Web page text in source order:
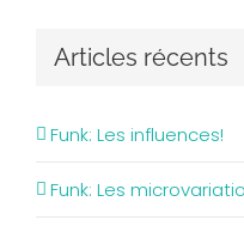
Articles récents
Funk: Les influences!
Funk: Les